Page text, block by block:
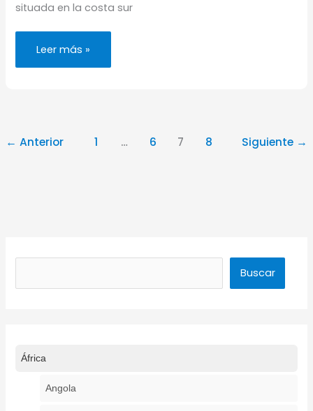
situada en la costa sur
Cagliari,
visitar
Leer más »
← Anterior 1 … 6 7 8 Siguiente →
Buscar
África
Angola